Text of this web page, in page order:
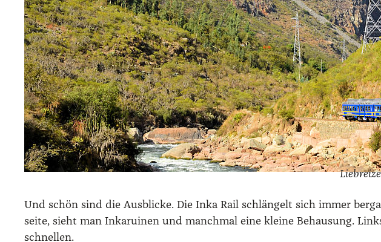
Und schön sind die Aus­bli­cke. Die Inka Rail schlän­gelt sich immer
sei­te, sieht man Inka­rui­nen und manch­mal eine klei­ne Behau­sung.
schnel­len.